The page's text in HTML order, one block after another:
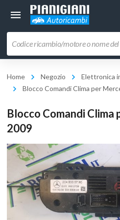
prodotti
Home Negozio Elettronica
Blocco Comandi Clima per
Blocco Comandi
2009